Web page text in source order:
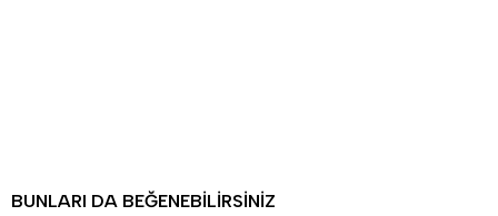
BUNLARI DA BEĞENEBILIRSINIZ